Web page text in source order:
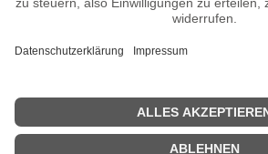
Die Kirgisische Republik ist demokratisch
wirtschaftliche Situation hat unter den